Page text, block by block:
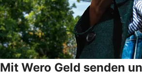
Mit Wero Geld senden